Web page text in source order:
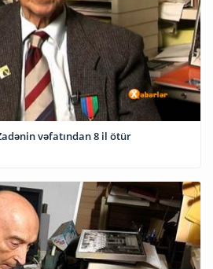
vəfatından 8 il ötür